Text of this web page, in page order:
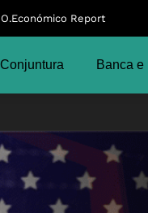
O.Económico Report
Conjuntura Banca